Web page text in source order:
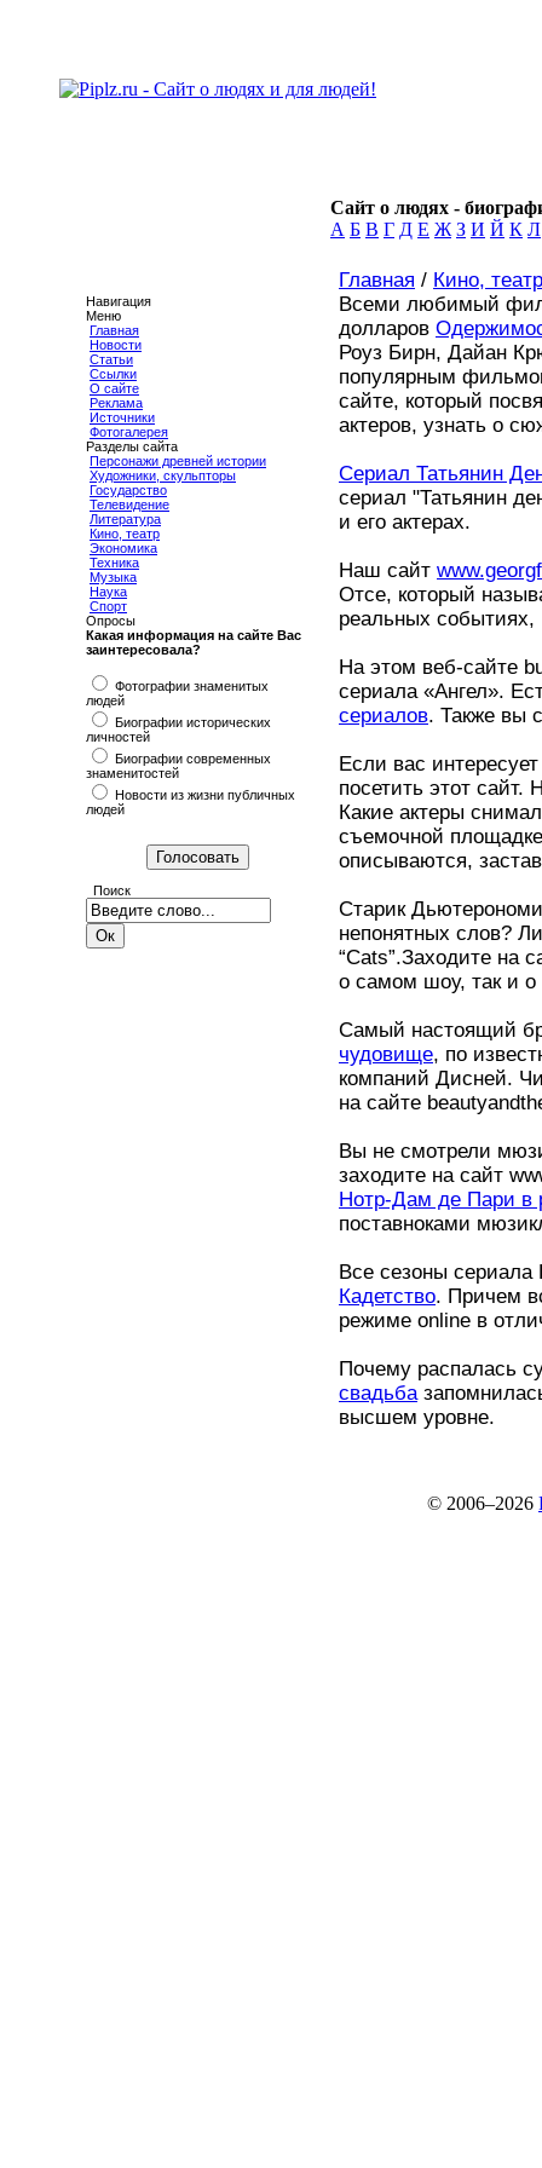
Сайт о людях -
А Б В Г Д Е Ж З И Й К Л
Навигация
Меню
Главная
Новости
Статьи
Ссылки
О сайте
Реклама
Источники
Фотогалерея
Разделы сайта
Персонажи древней истории
Художники, скульпторы
Государство
Телевидение
Литература
Кино, театр
Экономика
Техника
Музыка
Наука
Спорт
Опросы
Какая информация на сайте Вас
заинтересовала?
Фотографии знаменитых
людей
Биографии исторических
личностей
Биографии современных
знаменитостей
Новости из жизни публичных
людей
Поиск
Главная / Кино,
Всеми любимый
долларов
Роуз Бирн, Дайан
популярным
сайте, который
актеров, узнать о
Сериал Татьянин
сериал "Татьянин
и его актерах.
Наш сайт
Отсе, который
реальных событиях,
На этом веб-сайте
сериала «Ангел».
сериалов. Также вы
Если вас
посетить этот
Какие актеры
съемочной
описываются,
Старик
непонятных слов?
“Cats”.Заходите на
о самом шоу, так и о
Самый настоящий
чудовище, по
компаний Дисней.
на сайте
Вы не смотрели
заходите на сайт
Нотр-Дам де Пари в
поставноками
Все сезоны сериала
Кадетство. Причем
режиме online в
Почему распалась
свадьба
высшем уровне.
© 2006–2026